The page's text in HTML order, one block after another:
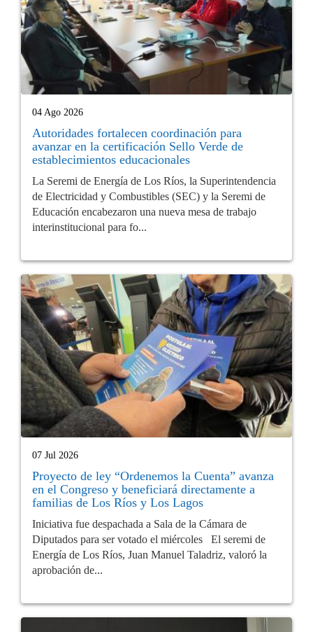
04 Ago 2026
Autoridades fortalecen coordinación para
avanzar en la certificación Sello Verde de
establecimientos educacionales
La Seremi de Energía de Los Ríos, la Superintendencia
de Electricidad y Combustibles (SEC) y la Seremi de
Educación encabezaron una nueva mesa de trabajo
interinstitucional para fo...
07 Jul 2026
Proyecto de ley “Ordenemos la Cuenta” avanza
en el Congreso y beneficiará directamente a
familias de Los Ríos y Los Lagos
Iniciativa fue despachada a Sala de la Cámara de
Diputados para ser votado el miércoles El seremi de
Energía de Los Ríos, Juan Manuel Taladriz, valoró la
aprobación de...